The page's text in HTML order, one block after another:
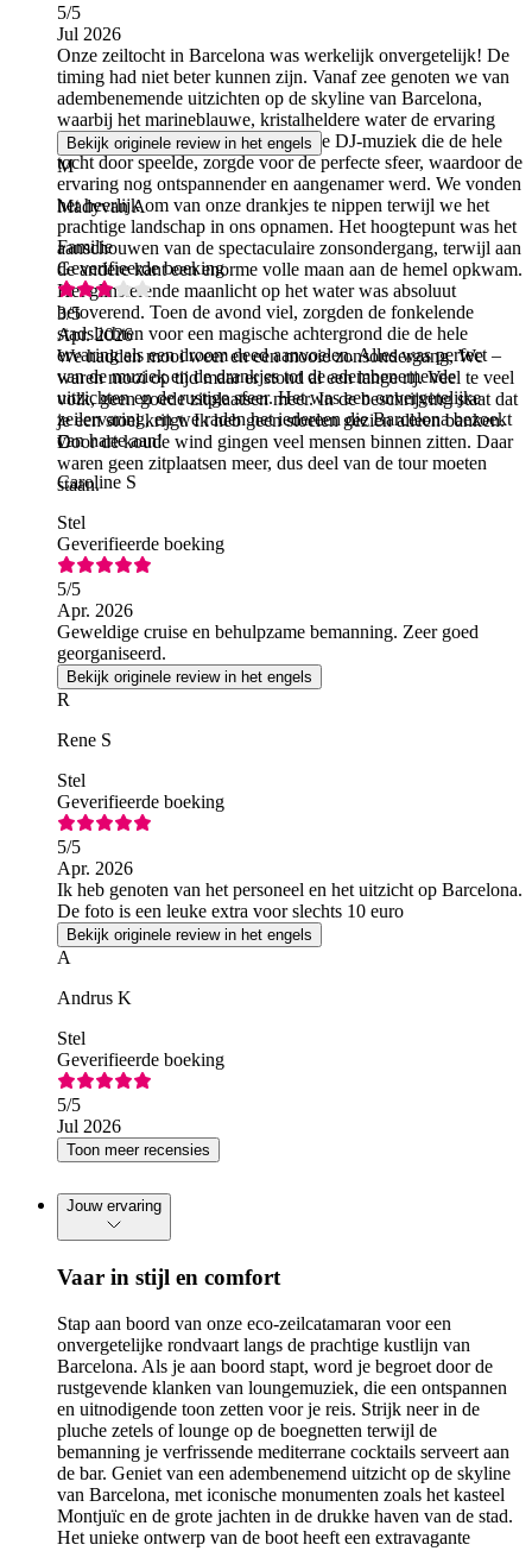
5/5
Jul 2026
Onze zeiltocht in Barcelona was werkelijk onvergetelijk! De
timing had niet beter kunnen zijn. Vanaf zee genoten we van
adembenemende uitzichten op de skyline van Barcelona,
waarbij het marineblauwe, kristalheldere water de ervaring
nog magischer maakte. De prachtige DJ-muziek die de hele
tocht door speelde, zorgde voor de perfecte sfeer, waardoor de
ervaring nog ontspannender en aangenamer werd. We vonden
het heerlijk om van onze drankjes te nippen terwijl we het
prachtige landschap in ons opnamen. Het hoogtepunt was het
aanschouwen van de spectaculaire zonsondergang, terwijl aan
de andere kant een enorme volle maan aan de hemel opkwam.
Het glinsterende maanlicht op het water was absoluut
betoverend. Toen de avond viel, zorgden de fonkelende
stadslichten voor een magische achtergrond die de hele
ervaring als een droom deed aanvoelen. Alles was perfect –
van de muziek en de drankjes tot de adembenemende
uitzichten en de rustige sfeer. Het was een onvergetelijke
zeilervaring, en we raden het iedereen die Barcelona bezoekt
van harte aan!
Bekijk originele review in het engels
M
Madyvan A
Familie
Geverifieerde boeking
3/5
Apr. 2026
We hadden mooi weer en een mooie zonsondergang, We
waren mooi op tijd maar er stond al een lange rij. Veel te veel
volk, geen goede zitplaatsen meer. In de beschrijving staat dat
je een stoel krijgt. Ik heb geen stoelen gezien alleen banken.
Door de koude wind gingen veel mensen binnen zitten. Daar
waren geen zitplaatsen meer, dus deel van de tour moeten
staan.
C
Caroline S
Stel
Geverifieerde boeking
5/5
Apr. 2026
Geweldige cruise en behulpzame bemanning. Zeer goed
georganiseerd.
Bekijk originele review in het engels
R
Rene S
Stel
Geverifieerde boeking
5/5
Apr. 2026
Ik heb genoten van het personeel en het uitzicht op Barcelona.
De foto is een leuke extra voor slechts 10 euro
Bekijk originele review in het engels
A
Andrus K
Stel
Geverifieerde boeking
5/5
Jul 2026
Toon meer recensies
Jouw ervaring
Vaar in stijl en comfort
Stap aan boord van onze eco-zeilcatamaran voor een
onvergetelijke rondvaart langs de prachtige kustlijn van
Barcelona. Als je aan boord stapt, word je begroet door de
rustgevende klanken van loungemuziek, die een ontspannen
en uitnodigende toon zetten voor je reis. Strijk neer in de
pluche zetels of lounge op de boegnetten terwijl de
bemanning je verfrissende mediterrane cocktails serveert aan
de bar. Geniet van een adembenemend uitzicht op de skyline
van Barcelona, met iconische monumenten zoals het kasteel
Montjuïc en de grote jachten in de drukke haven van de stad.
Het unieke ontwerp van de boot heeft een extravagante